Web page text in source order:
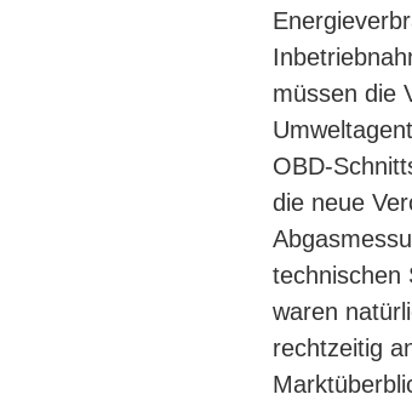
müssen die
OBD-
die neue
technischen
waren
rechtzeitig